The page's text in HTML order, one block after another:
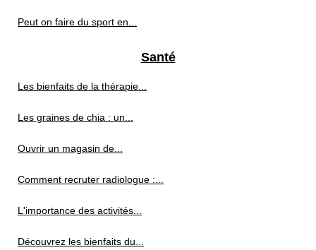
Peut on faire du sport en...
Santé
Les bienfaits de la thérapie...
Les graines de chia : un...
Ouvrir un magasin de...
Comment recruter radiologue :...
L'importance des activités...
Découvrez les bienfaits du...